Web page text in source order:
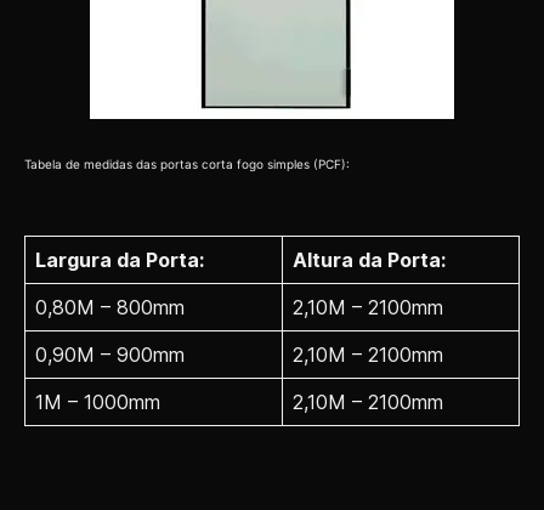
Tabela de medidas das portas corta fogo simples (PCF):
Largura da Porta:
Altura da Porta:
0,80M – 800mm
2,10M – 2100mm
0,90M – 900mm
2,10M – 2100mm
1M – 1000mm
2,10M – 2100mm